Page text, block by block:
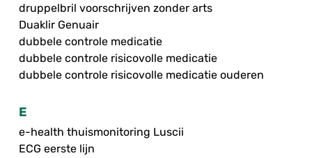
druppelbril voorschrijven zonder arts
Duaklir Genuair
dubbele controle medicatie
dubbele controle risicovolle medicatie
dubbele controle risicovolle medicatie ouderen
E
e-health thuismonitoring Luscii
ECG eerste lijn